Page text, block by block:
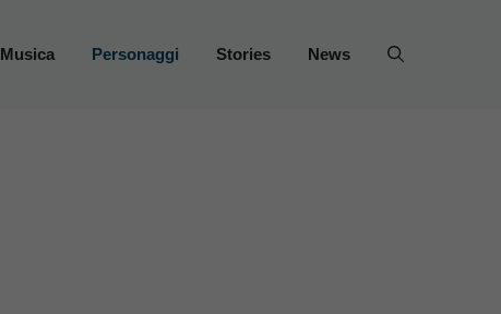
Musica Personaggi Stories News